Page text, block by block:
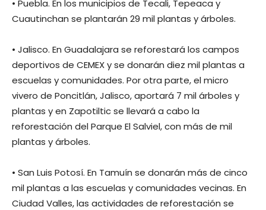
• Puebla. En los municipios de Tecali, Tepeaca y
Cuautinchan se plantarán 29 mil plantas y árboles.
• Jalisco. En Guadalajara se reforestará los campos
deportivos de CEMEX y se donarán diez mil plantas a
escuelas y comunidades. Por otra parte, el micro
vivero de Poncitlán, Jalisco, aportará 7 mil árboles y
plantas y en Zapotiltic se llevará a cabo la
reforestación del Parque El Salviel, con más de mil
plantas y árboles.
• San Luis Potosí. En Tamuín se donarán más de cinco
mil plantas a las escuelas y comunidades vecinas. En
Ciudad Valles, las actividades de reforestación se